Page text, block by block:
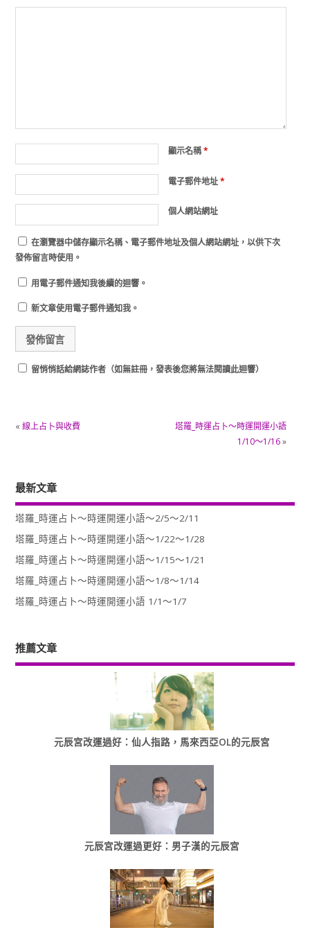
顯示名稱*
電子郵件地址*
個人網站網址
在瀏覽器中儲存顯示名稱、電子郵件地址及個人網站網址，以供下次
發佈留言時使用。
用電子郵件通知我後續的迴響。
新文章使用電子郵件通知我。
留悄悄話給網誌作者（如無註冊，發表後您將無法閱讀此迴響）
« 線上占卜與收費
塔羅_時運占卜～時運開運小語
1/10～1/16»
最新文章
塔羅_時運占卜～時運開運小語～2/5～2/11
塔羅_時運占卜～時運開運小語～1/22～1/28
塔羅_時運占卜～時運開運小語～1/15～1/21
塔羅_時運占卜～時運開運小語～1/8～1/14
塔羅_時運占卜～時運開運小語 1/1～1/7
推薦文章
元辰宮改運過好：仙人指路，馬來西亞OL的元辰宮
元辰宮改運過更好：男子漢的元辰宮